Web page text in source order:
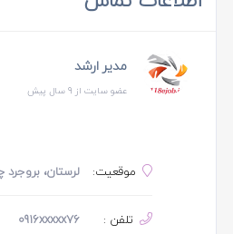
مدیر ارشد
عضو سایت از 9 سال پیش
موقعیت: لرستان، بروجرد
تلفن : 0916xxxxx76